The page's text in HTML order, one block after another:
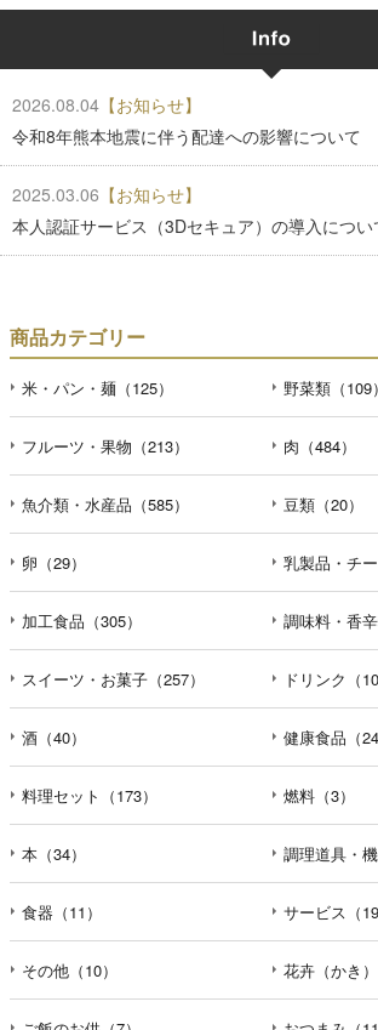
2026.08.04 【お知らせ】
令和8年熊本地震に伴う配達への影響について
2025.03.06 【お知らせ】
本人認証サービス（3Dセキュア）の導入につい
商品カテゴリー
米・パン・麺（125） 野菜類（109）
フルーツ・果物（213） 肉（484）
魚介類・水産品（585） 豆類（20）
卵（29） 乳製品・チー
加工食品（305） 調味料・香
スイーツ・お菓子（257） ドリンク（
酒（40） 健康食品（24
料理セット（173） 燃料（3）
本（34） 調理道具・機
食器（11） サービス（19
その他（10） 花卉（かき）